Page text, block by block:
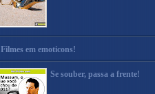
Filmes em emoticons!
Se souber, passa a frente!